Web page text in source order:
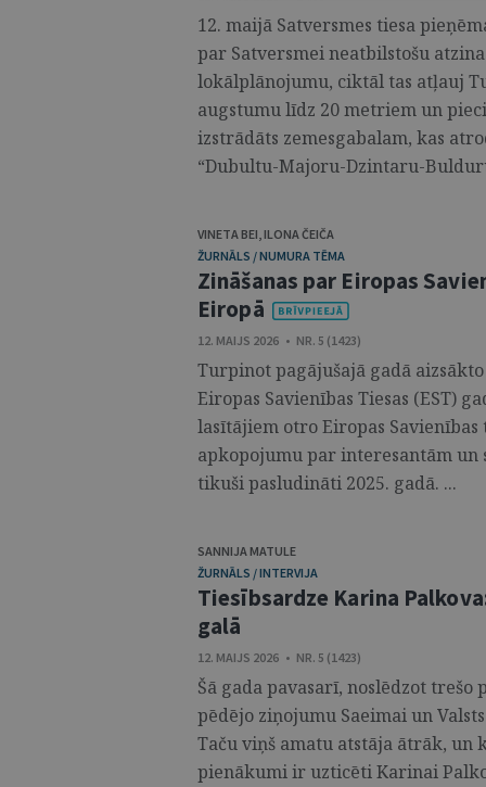
12. maijā Satversmes tiesa
par Satversmei neatbilstošu
lokālplānojumu, ciktāl tas atļauj
augstumu līdz 20 metriem un
izstrādāts zemesgabalam, kas
“Dubultu-Majoru-Dzintaru-
VINETA BEI,ILONA ČEIČA
ŽURNĀLS / NUMURA TĒMA
Zināšanas par Eiropas
Eiropā
12. MAIJS 2026 • NR. 5 (1423)
Turpinot pagājušajā gadā
Eiropas Savienības Tiesas (EST)
lasītājiem otro Eiropas Savienības
apkopojumu par interesantām
tikuši pasludināti 2025. gadā. ...
SANNIJA MATULE
ŽURNĀLS / INTERVIJA
Tiesībsardze Karina
galā
12. MAIJS 2026 • NR. 5 (1423)
Šā gada pavasarī, noslēdzot
pēdējo ziņojumu Saeimai un
Taču viņš amatu atstāja ātrāk, un
pienākumi ir uzticēti Karinai